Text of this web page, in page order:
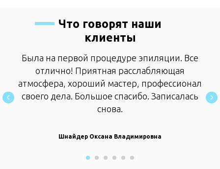
Что говорят наши
клиенты
Была на первой процедуре эпиляции. Все
отлично! Приятная расслабляющая
атмосфера, хороший мастер, профессионал
своего дела. Большое спасибо. Записалась
снова.
Шнайдер Оксана Владимировна